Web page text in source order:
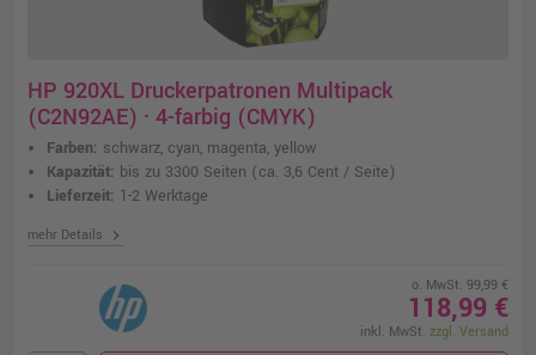
HP 920XL Druckerpatronen Multipack
(C2N92AE) · 4-farbig (CMYK)
Farben: schwarz, cyan, magenta, yellow
Kapazität: bis zu 3300 Seiten (ca. 3,6 Cent / Seite)
Lieferzeit: 1-2 Werktage
mehr Details chevron_right
o. MwSt. 99,99 €
118,99 €
inkl. MwSt. zzgl. Versand